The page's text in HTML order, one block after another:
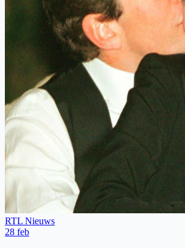
RTL Nieuws
28 feb